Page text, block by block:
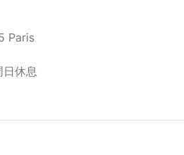
Paris
休息